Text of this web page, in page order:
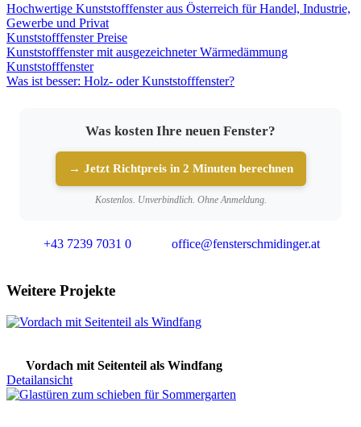
Hochwertige Kunststofffenster aus Österreich für Handel, Industrie,
Gewerbe und Privat
Kunststofffenster Preise
Kunststofffenster mit ausgezeichneter Wärmedämmung
Kunststofffenster
Was ist besser: Holz- oder Kunststofffenster?
Was kosten Ihre neuen Fenster?
→ Jetzt Richtpreis in 2 Minuten berechnen
Kostenlos. Unverbindlich. Ohne Anmeldung.
+43 7239 7031 0 office@fensterschmidinger.at
Weitere Projekte
Vordach mit Seitenteil als Windfang
Detailansicht